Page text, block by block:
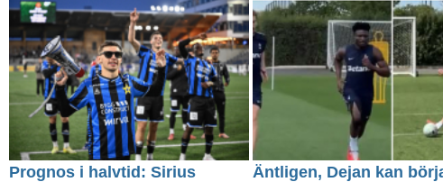
Prognos i halvtid: Sirius
Äntligen, Dejan kan